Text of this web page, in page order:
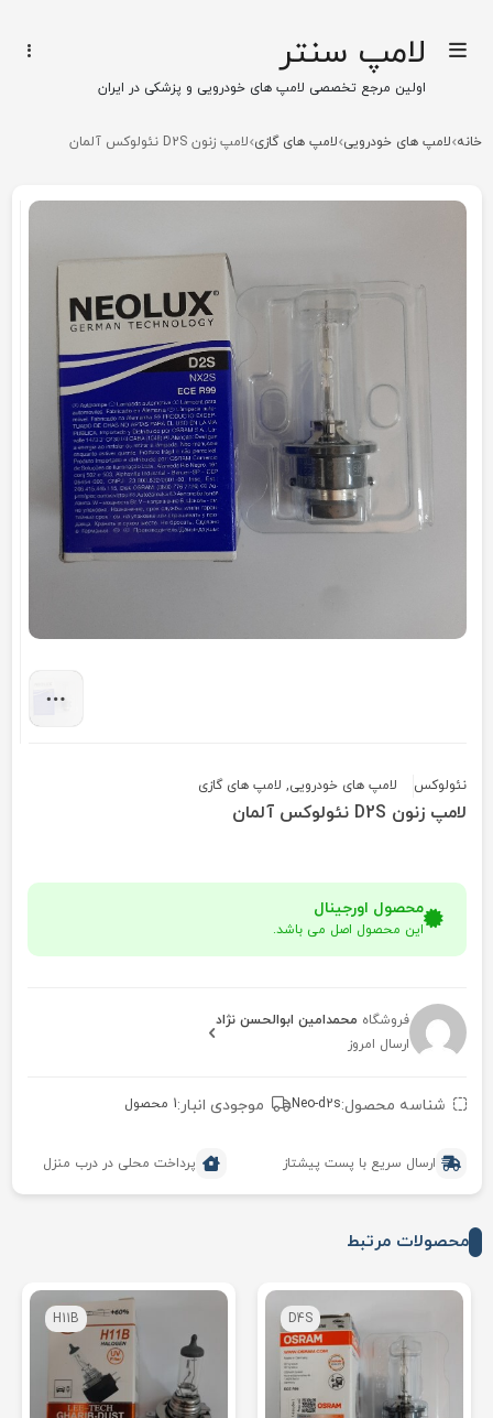
لامپ سنتر
اولین مرجع تخصصی لامپ های خودرویی و پزشکی در ایران
خانه لامپ های خودرویی لامپ های گازی لامپ زنون D2S نئولوکس آلمان
نئولوکس لامپ های خودرویی, لامپ های گازی
لامپ زنون D2S نئولوکس آلمان
محصول اورجینال
این محصول اصل می باشد.
فروشگاه محمدامین ابوالحسن نژاد
ارسال امروز
شناسه محصول:Neo-d2s موجودی انبار:1 محصول
ارسال سریع با پست پیشتاز پرداخت محلی در درب منزل
محصولات مرتبط
D4S
H11B